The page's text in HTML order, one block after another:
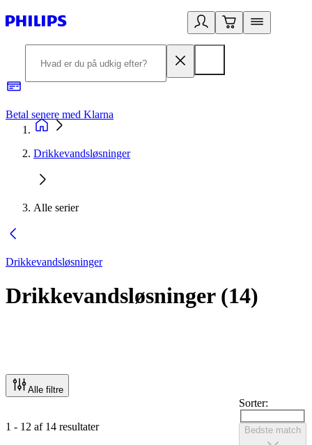
Betal senere med Klarna
Drikkevandsløsninger
Alle serier
Drikkevandsløsninger
Drikkevandsløsninger(14)
Alle filtre
1 - 12 af 14 resultater
Sorter:
Bedste match